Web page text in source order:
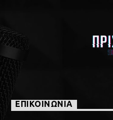
ΕΠΙΚΟΙΝΩΝΙΑ